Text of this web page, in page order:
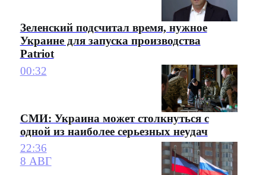
Зеленский подсчитал время, нужное
Украине для запуска производства
Patriot
00:32
СМИ: Украина может столкнуться с
одной из наиболее серьезных неудач
22:36
8 АВГ